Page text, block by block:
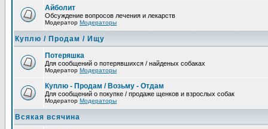
Айболит
Обсуждение вопросов лечения и лекарств
Модератор Модераторы
Куплю / Продам / Ищу
Потеряшка
Для сообщений о потерявшихся / найденых собаках
Модератор Модераторы
Куплю - Продам / Возьму - Отдам
Для сообщений о покупке / продаже щенков и взрослых собак
Модератор Модераторы
Всякая всячина